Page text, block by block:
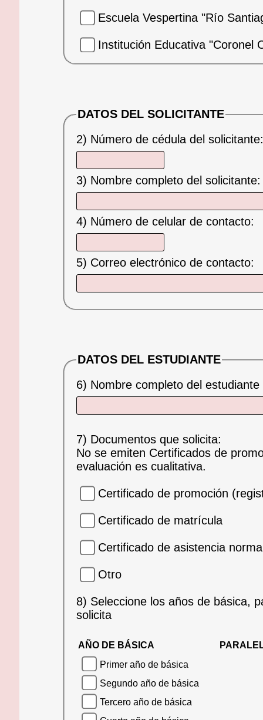
Escuela Vespertina "Río
Institución Educativa "Coronel
DATOS DEL SOLICITANTE
2) Número de cédula del solicitante:
3) Nombre completo del
4) Número de celular de contacto:
5) Correo electrónico de contacto:
DATOS DEL ESTUDIANTE
6) Nombre completo del
7) Documentos que solicita:
No se emiten Certificados de
evaluación es cualitativa.
Certificado de promoción
Certificado de matrícula
Certificado de asistencia
Otro
8) Seleccione los años de básica,
solicita
AÑO DE BÁSICA
Primer año de básica
Segundo año de básica
Tercero año de básica